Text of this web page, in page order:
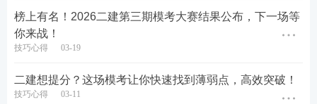
榜上有名！2026二建第三期模考大赛结果公布，下一场等
你来战！
技巧心得 03-19
二建想提分？这场模考让你快速找到薄弱点，高效突破！
技巧心得 03-11